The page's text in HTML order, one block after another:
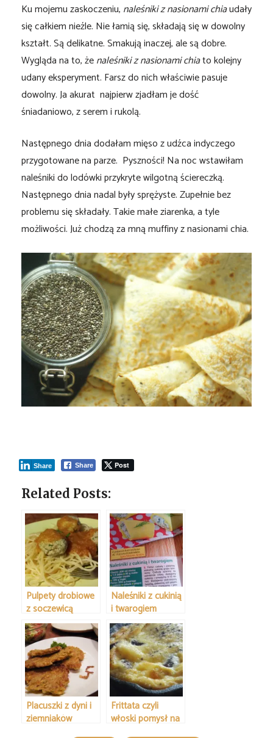
Ku mojemu zaskoczeniu, naleśniki z nasionami chiaudały
się całkiem nieźle. Nie łamią się, składają się w dowolny
kształt. Są delikatne. Smakują inaczej, ale są dobre.
Wygląda na to, żenaleśniki z nasionami chiato kolejny
udany eksperyment. Farsz do nich właściwie pasuje
dowolny. Ja akurat najpierw zjadłam je dość
śniadaniowo, z serem i rukolą.
Następnego dnia dodałam mięso z udźca indyczego
przygotowane na parze. Pyszności! Na noc wstawiłam
naleśniki do lodówki przykryte wilgotną ściereczką.
Następnego dnia nadal były sprężyste. Zupełnie bez
problemu się składały. Takie małe ziarenka, a tyle
możliwości. Już chodzą za mną muffiny z nasionami chia.
Share Post
Share
Related Posts:
Pulpety drobiowe
z soczewicą
Naleśniki z cukinią
i twarogiem
Placuszki z dyni i
ziemniaków
Frittata czyli
włoski pomysł na